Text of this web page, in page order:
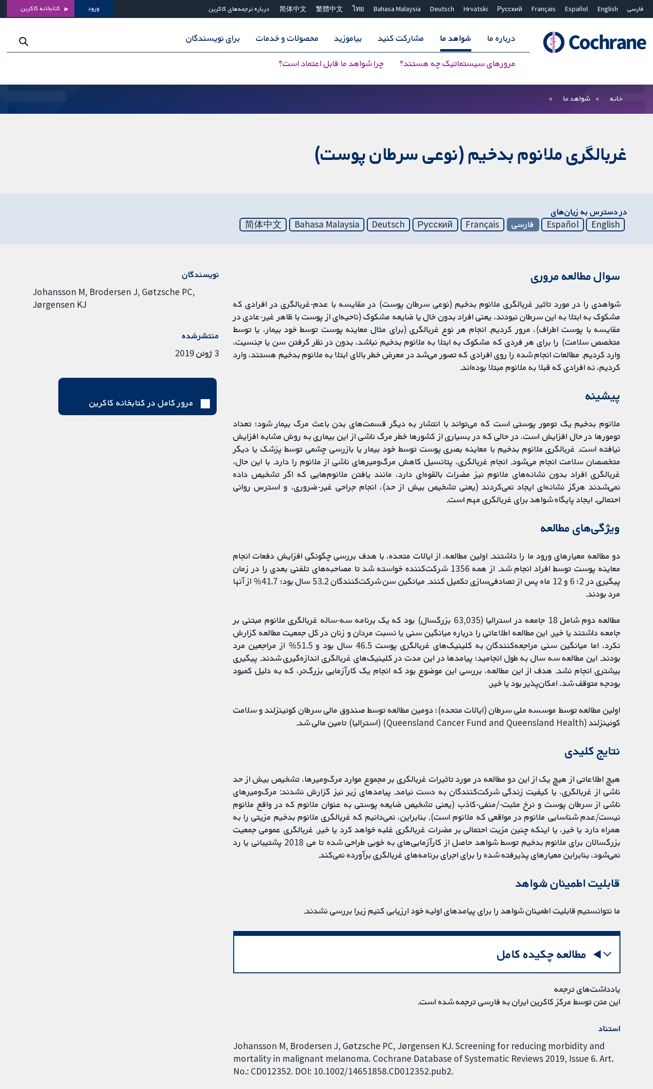
فارسی English
Español
Français
Русский
Hrvatski
Deutsch
Bahasa Malaysia
ไทย
繁體中文
简体中文 درباره ترجمه‌های کاکرین ورود کتابخانه کاکرین
درباره ما شواهد ما
مرورهای سیستماتیک چه هستند؟ چرا شواهد ما قابل اعتماد است؟
مشارکت کنید بیاموزید محصولات و خدمات برای نویسندگان
بستن جستجو ✖
خانه شواهد ما
غربالگری ملانوم بدخیم (نوعی سرطان پوست)
در دسترس به زیان‌های
English
Español فارسی Français
Русский
Deutsch
Bahasa Malaysia
简体中文
سوال مطالعه مروری
شواهدی را در مورد تاثیر غربالگری ملانوم بدخیم (نوعی سرطان پوست) در مقایسه با عدم-غربالگری در افرادی که
مشکوک به ابتلا به این سرطان نبودند، یعنی افراد بدون خال یا ضایعه مشکوک (ناحیه‌ای از پوست با ظاهر غیر-عادی در
مقایسه با پوست اطراف)، مرور کردیم. انجام هر نوع غربالگری (برای مثال معاینه پوست توسط خود بیمار، یا توسط
متخصص سلامت) را برای هر فردی که مشکوک به ابتلا به ملانوم بدخیم نباشد، بدون در نظر گرفتن سن یا جنسیت،
وارد کردیم. مطالعات انجام شده را روی افرادی که تصور می‌شد در معرض خطر بالای ابتلا به ملانوم بدخیم هستند، وارد
کردیم، نه افرادی که قبلا به ملانوم مبتلا بوده‌اند.
پیشینه
ملانوم بدخیم یک تومور پوستی است که می‌تواند با انتشار به دیگر قسمت‌های بدن باعث مرگ بیمار شود؛ تعداد
تومورها در حال افزایش است، در حالی که در بسیاری از کشورها خطر مرگ ناشی از این بیماری به روش مشابه افزایش
نیافته است. غربالگری ملانوم بدخیم با معاینه بصری پوست توسط خود بیمار یا بازرسی چشمی توسط پزشک یا دیگر
متخصصان سلامت انجام می‌شود. انجام غربالگری، پتانسیل کاهش مرگ‌ومیرهای ناشی از ملانوم را دارد. با این حال،
غربالگری افراد بدون نشانه‌های ملانوم نیز مضرات بالقوه‌ای دارد، مانند یافتن ملانوم‌هایی که اگر تشخیص داده
نمی‌شدند هرگز نشانه‌ای ایجاد نمی‌کردند (یعنی تشخیص بیش از حد)، انجام جراحی غیر-ضروری، و استرس روانی
احتمالی. ایجاد پایگاه شواهد برای غربالگری مهم است.
ویژگی‌های مطالعه
دو مطالعه معیارهای ورود ما را داشتند. اولین مطالعه، از ایالات متحده، با هدف بررسی چگونگی افزایش دفعات انجام
معاینه پوست توسط افراد انجام شد. از همه 1356 شرکت‌کننده خواسته شد تا مصاحبه‌های تلفنی بعدی را در زمان
پیگیری در 2؛ 6 و 12 ماه پس از تصادفی‌سازی تکمیل کنند. میانگین سن شرکت‌کنندگان 53.2 سال بود؛ 41.7% از آنها
مرد بودند.
مطالعه دوم شامل 18 جامعه در استرالیا (63,035 بزرگسال) بود که یک برنامه سه-ساله غربالگری ملانوم مبتنی بر
جامعه داشتند یا خیر. این مطالعه اطلاعاتی را درباره میانگین سنی یا نسبت مردان و زنان در کل جمعیت مطالعه گزارش
نکرد، اما میانگین سنی مراجعه‌کنندگان به کلینیک‌های غربالگری پوست 46.5 سال بود و 51.5% از مراجعین مرد
بودند. این مطالعه سه سال به طول انجامید؛ پیامدها در این مدت در کلینیک‌های غربالگری اندازه‌گیری شدند. پیگیری
بیشتری انجام نشد. هدف از این مطالعه، بررسی این موضوع بود که انجام یک کارآزمایی بزرگ‌تر، که به دلیل کمبود
بودجه متوقف شد، امکان‌پذیر بود یا خیر.
اولین مطالعه توسط موسسه ملی سرطان (ایالات متحده)؛ دومین مطالعه توسط صندوق مالی سرطان کوئینزلند و سلامت
کوئینزلند (Queensland Cancer Fund and Queensland Health) (استرالیا) تامین مالی شد.
نتایج کلیدی
هیچ اطلاعاتی از هیچ یک از این دو مطالعه در مورد تاثیرات غربالگری بر مجموع موارد مرگ‌ومیرها، تشخیص بیش از حد
ناشی از غربالگری، یا کیفیت زندگی شرکت‌کنندگان به دست نیامد. پیامدهای زیر نیز گزارش نشدند: مرگ‌ومیرهای
ناشی از سرطان پوست و نرخ مثبت-/منفی-کاذب (یعنی تشخیص ضایعه پوستی به عنوان ملانوم که در واقع ملانوم
نیست/عدم شناسایی ملانوم در مواقعی که ملانوم است). بنابراین، نمی‌دانیم که غربالگری ملانوم بدخیم مزیتی را به
همراه دارد یا خیر، یا اینکه چنین مزیت احتمالی بر مضرات غربالگری غلبه خواهد کرد یا خیر. غربالگری عمومی جمعیت
بزرگسالان برای ملانوم بدخیم توسط شواهد حاصل از کارآزمایی‌های به خوبی طراحی شده تا می 2018 پشتیبانی یا رد
نمی‌شود، بنابراین معیارهای پذیرفته شده را برای اجرای برنامه‌های غربالگری برآورده نمی‌کند.
قابلیت اطمینان شواهد
ما نتوانستیم قابلیت اطمینان شواهد را برای پیامدهای اولیه خود ارزیابی کنیم زیرا بررسی نشدند.
مطالعه چکیده کامل
یادداشت‌های ترجمه
این متن توسط مرکز کاکرین ایران به فارسی ترجمه شده است.
استناد
Johansson M, Brodersen J, Gøtzsche PC, Jørgensen KJ. Screening for reducing morbidity and
mortality in malignant melanoma. Cochrane Database of Systematic Reviews 2019, Issue 6. Art.
No.: CD012352. DOI: 10.1002/14651858.CD012352.pub2.
نویسندگان
Johansson M Brodersen J Gøtzsche PC
Jørgensen KJ
منتشرشده
3 ژوئن 2019
مرور کامل در کتابخانه کاکرین